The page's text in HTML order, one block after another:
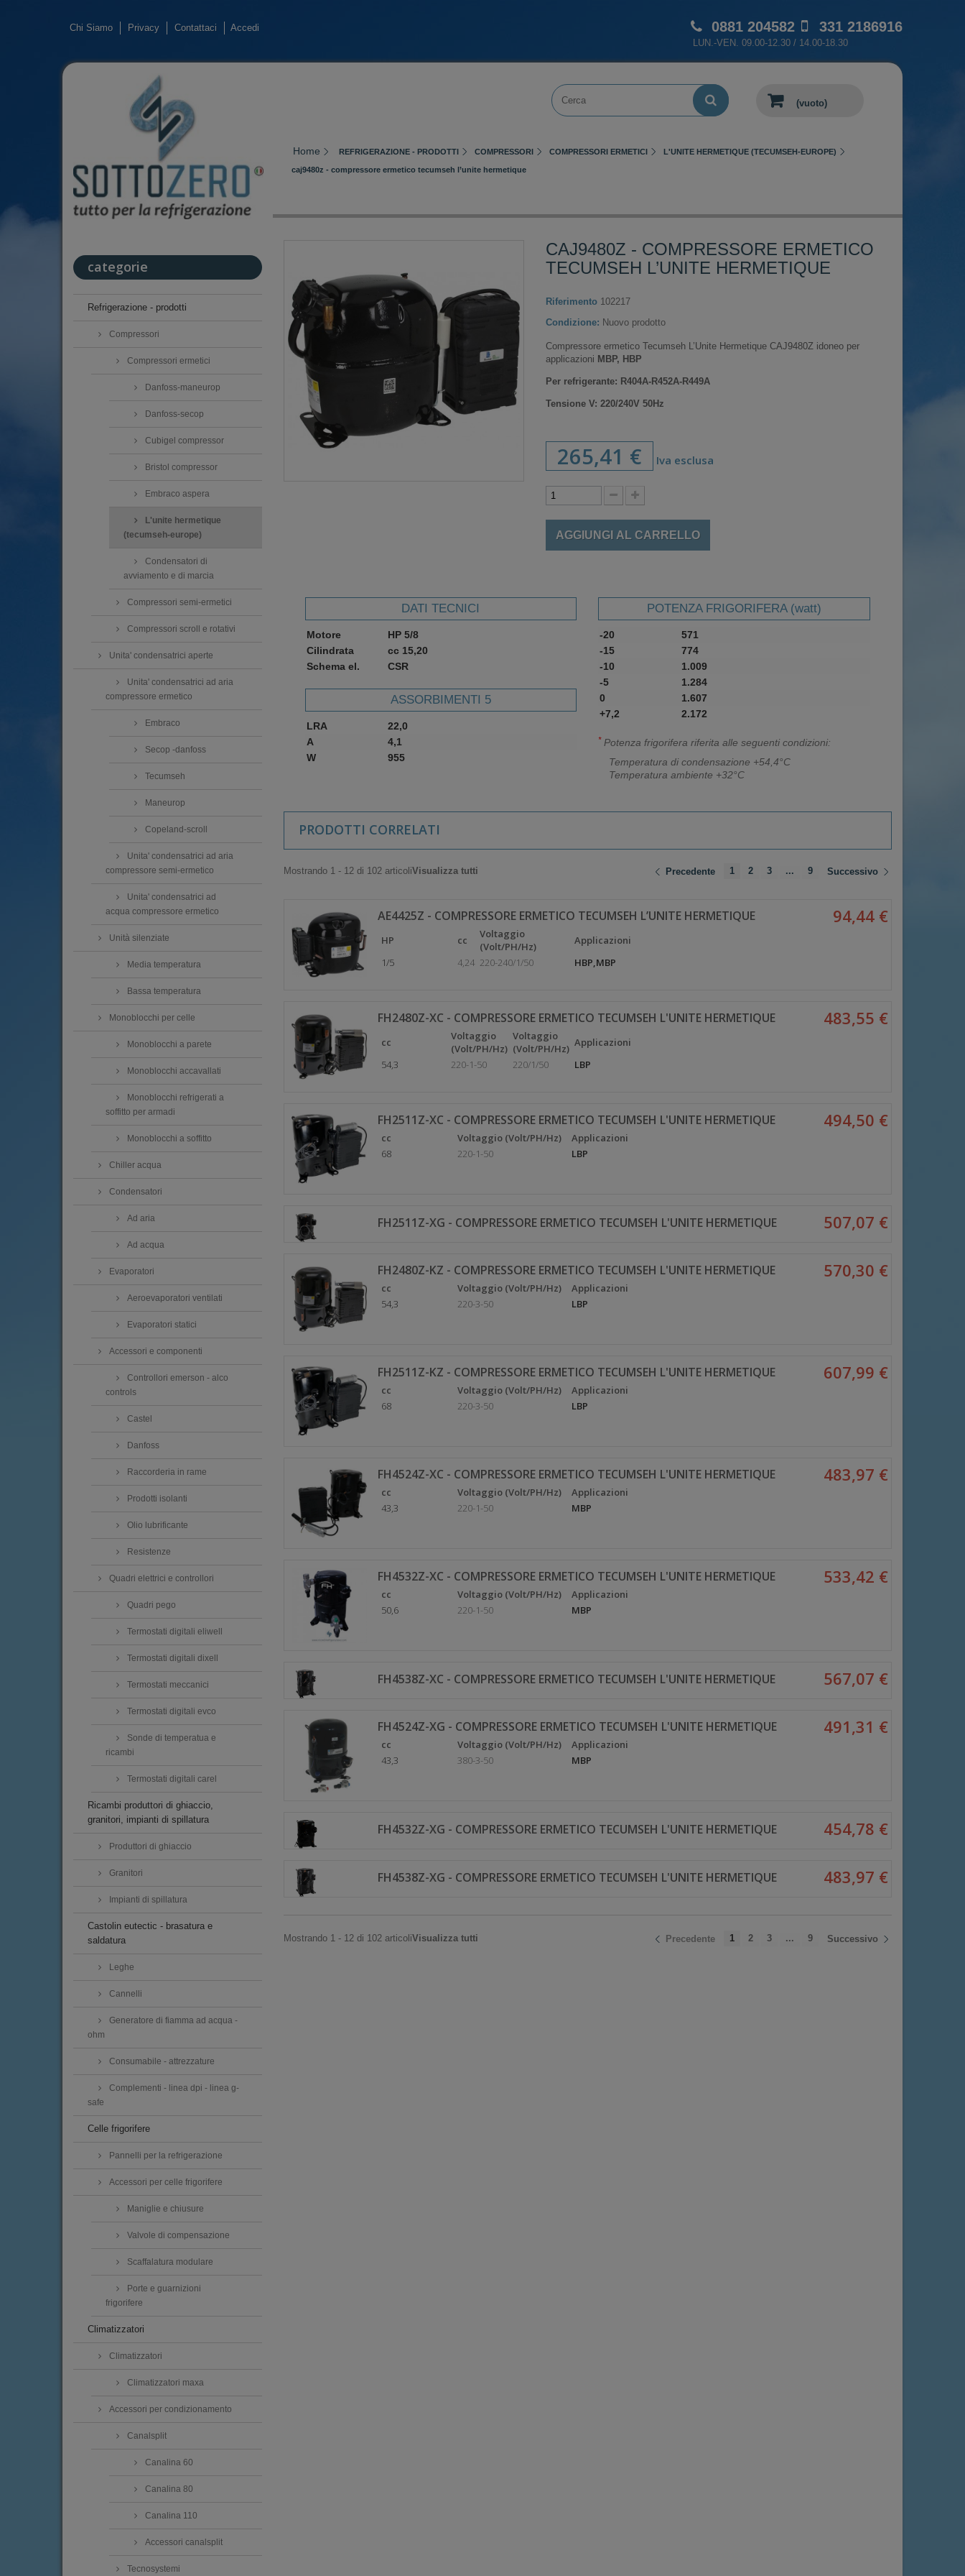
Chi Siamo Privacy Contattaci 0881 204582 331 2186916
LUN.-VEN. 09.00-12.30 / 14.00-18.30
Accedi
categorie
Refrigerazione - prodotti
Compressori
Compressori ermetici
Danfoss-maneurop
Danfoss-secop
Cubigel compressor
Bristol compressor
Embraco aspera
L'unite hermetique
(tecumseh-europe)
Condensatori di
avviamento e di marcia
Compressori semi-ermetici
Compressori scroll e rotativi
Unita' condensatrici aperte
Unita' condensatrici ad aria
compressore ermetico
Embraco
Secop -danfoss
Tecumseh
Maneurop
Copeland-scroll
Unita' condensatrici ad aria
compressore semi-ermetico
Unita' condensatrici ad
acqua compressore ermetico
Unità silenziate
Media temperatura
Bassa temperatura
Monoblocchi per celle
Monoblocchi a parete
Monoblocchi accavallati
Monoblocchi refrigerati a
soffitto per armadi
Monoblocchi a soffitto
Chiller acqua
Condensatori
Ad aria
Ad acqua
Evaporatori
Aeroevaporatori ventilati
Evaporatori statici
Accessori e componenti
Controllori emerson - alco
controls
Castel
Danfoss
Raccorderia in rame
Prodotti isolanti
Olio lubrificante
Resistenze
Quadri elettrici e controllori
Quadri pego
Termostati digitali eliwell
Termostati digitali dixell
Termostati meccanici
Termostati digitali evco
Sonde di temperatua e
ricambi
Termostati digitali carel
Ricambi produttori di ghiaccio,
granitori, impianti di spillatura
Produttori di ghiaccio
Granitori
Impianti di spillatura
Castolin eutectic - brasatura e
saldatura
Leghe
Cannelli
Generatore di fiamma ad acqua -
ohm
Consumabile - attrezzature
Complementi - linea dpi - linea g-
safe
Celle frigorifere
Pannelli per la refrigerazione
Accessori per celle frigorifere
Maniglie e chiusure
Valvole di compensazione
Scaffalatura modulare
Porte e guarnizioni
frigorifere
Climatizzatori
Climatizzatori
Climatizzatori maxa
Accessori per condizionamento
Canalsplit
Canalina 60
Canalina 80
Canalina 110
Accessori canalsplit
Tecnosystemi
(vuoto)
Home REFRIGERAZIONE - PRODOTTI COMPRESSORI COMPRESSORI ERMETICI L'UNITE HERMETIQUE (TECUMSEH-EUROPE)
caj9480z - compressore ermetico tecumseh l’unite hermetique
CAJ9480Z - COMPRESSORE ERMETICO
TECUMSEH L’UNITE HERMETIQUE
Riferimento 102217
Condizione: Nuovo prodotto
Compressore ermetico Tecumseh L’Unite Hermetique CAJ9480Z idoneo per
applicazioni MBP, HBP
Per refrigerante: R404A-R452A-R449A
Tensione V:220/240V 50Hz
265,41 € Iva esclusa
AGGIUNGI AL CARRELLO
DATI TECNICI
Motore
HP 5/8
Cilindrata
cc 15,20
Schema el.
CSR
ASSORBIMENTI 5
LRA
22,0
A
4,1
W
955
POTENZA FRIGORIFERA (watt)
-20
571
-15
774
-10
1.009
-5
1.284
0
1.607
+7,2
2.172
* Potenza frigorifera riferita alle seguenti condizioni:
Temperatura di condensazione +54,4°C
Temperatura ambiente +32°C
PRODOTTI CORRELATI
Precedente 1 2 3 ... 9 Successivo
Mostrando 1 - 12 di 102 articoliVisualizza tutti
AE4425Z - COMPRESSORE ERMETICO TECUMSEH L’UNITE HERMETIQUE 94,44 €
HP cc
Voltaggio
(Volt/PH/Hz)
Applicazioni
1/5
4,24 220-240/1/50 HBP,MBP
FH2480Z-XC - COMPRESSORE ERMETICO TECUMSEH L'UNITE HERMETIQUE 483,55 €
cc
Voltaggio
(Volt/PH/Hz)
Voltaggio
(Volt/PH/Hz) Applicazioni
54,3
220-1-50 220/1/50 LBP
FH2511Z-XC - COMPRESSORE ERMETICO TECUMSEH L'UNITE HERMETIQUE 494,50 €
cc Voltaggio (Volt/PH/Hz)
Applicazioni
68
220-1-50 LBP
FH2511Z-XG - COMPRESSORE ERMETICO TECUMSEH L'UNITE HERMETIQUE 507,07 €
FH2480Z-KZ - COMPRESSORE ERMETICO TECUMSEH L'UNITE HERMETIQUE 570,30 €
cc Voltaggio (Volt/PH/Hz)
Applicazioni
54,3
220-3-50 LBP
FH2511Z-KZ - COMPRESSORE ERMETICO TECUMSEH L'UNITE HERMETIQUE 607,99 €
cc Voltaggio (Volt/PH/Hz)
Applicazioni
68
220-3-50 LBP
FH4524Z-XC - COMPRESSORE ERMETICO TECUMSEH L'UNITE HERMETIQUE 483,97 €
cc Voltaggio (Volt/PH/Hz)
Applicazioni
43,3
220-1-50 MBP
FH4532Z-XC - COMPRESSORE ERMETICO TECUMSEH L'UNITE HERMETIQUE 533,42 €
cc Voltaggio (Volt/PH/Hz)
Applicazioni
50,6
220-1-50 MBP
FH4538Z-XC - COMPRESSORE ERMETICO TECUMSEH L'UNITE HERMETIQUE 567,07 €
FH4524Z-XG - COMPRESSORE ERMETICO TECUMSEH L'UNITE HERMETIQUE 491,31 €
cc Voltaggio (Volt/PH/Hz)
Applicazioni
43,3
380-3-50 MBP
FH4532Z-XG - COMPRESSORE ERMETICO TECUMSEH L'UNITE HERMETIQUE 454,78 €
FH4538Z-XG - COMPRESSORE ERMETICO TECUMSEH L'UNITE HERMETIQUE 483,97 €
Precedente 1 2 3 ... 9 Successivo
Mostrando 1 - 12 di 102 articoliVisualizza tutti